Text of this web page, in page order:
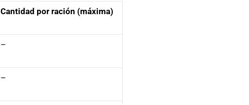
Cantidad por ración (máxima)
–
–